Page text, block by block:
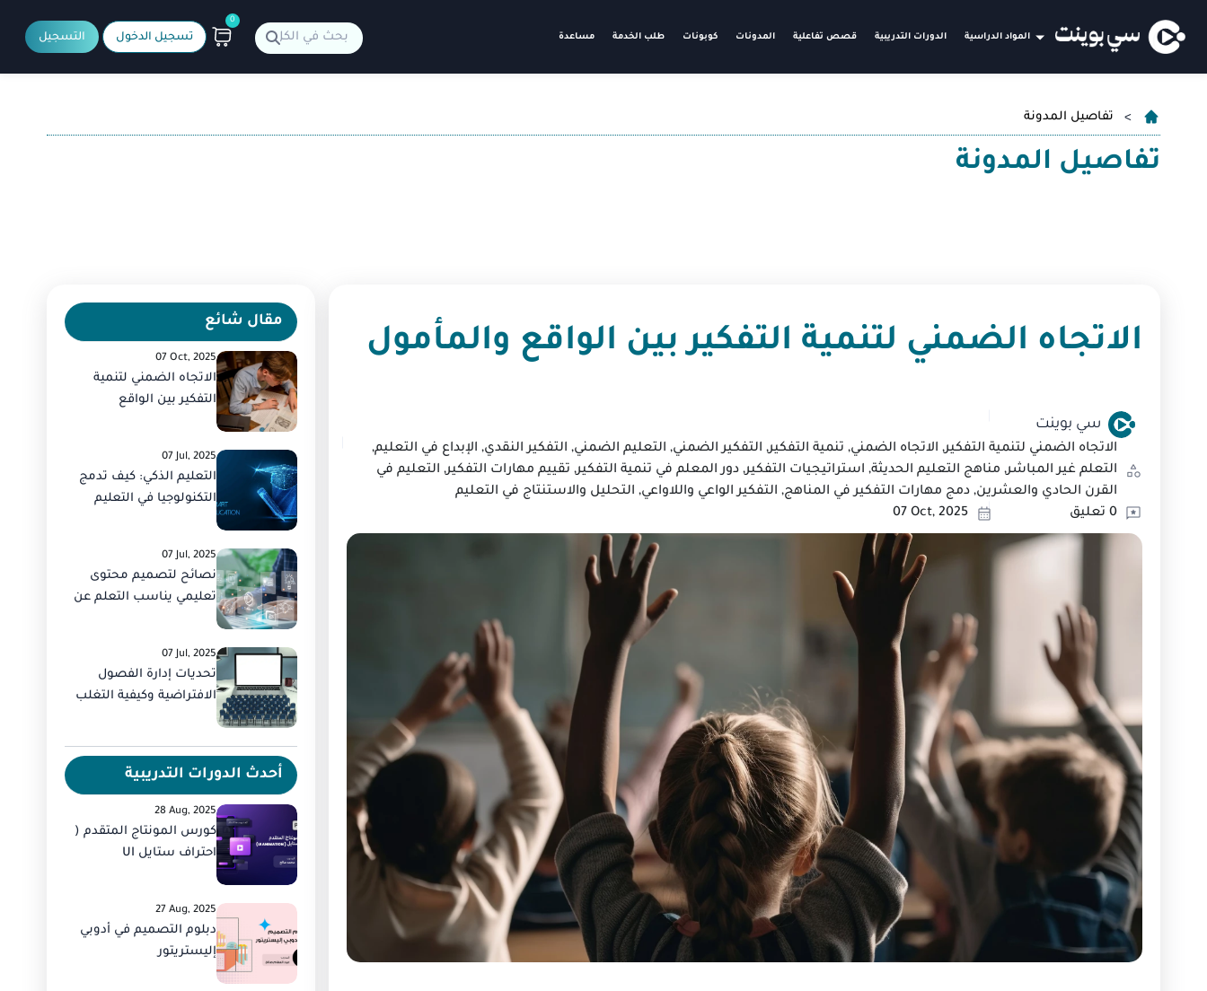
المواد الدراسية الدورات التدريبية قصص تفاعلية المدونات كوبونات طلب الخدمة مساعدة
0
تسجيل الدخول التسجيل
تفاصيل المدونة
تفاصيل المدونة
الاتجاه الضمني لتنمية التفكير بين الواقع والمأمول
سي بوينت
الاتجاه الضمني لتنمية التفكير, الاتجاه الضمني, تنمية التفكير, التفكير الضمني, التعليم الضمني, التفكير النقدي, الإبداع في التعليم,
التعلم غير المباشر, مناهج التعليم الحديثة, استراتيجيات التفكير, دور المعلم في تنمية التفكير, تقييم مهارات التفكير, التعليم في
القرن الحادي والعشرين, دمج مهارات التفكير في المناهج, التفكير الواعي واللاواعي, التحليل والاستنتاج في التعليم
0 تعليق
07 Oct, 2025
مقال شائع
07 Oct, 2025
الاتجاه الضمني لتنمية
التفكير بين الواقع
07 Jul, 2025
التعليم الذكي: كيف تدمج
التكنولوجيا في التعليم
07 Jul, 2025
نصائح لتصميم محتوى
تعليمي يناسب التعلم عن
07 Jul, 2025
تحديات إدارة الفصول
الافتراضية وكيفية التغلب
أحدث الدورات التدريبية
28 Aug, 2025
كورس المونتاج المتقدم (
احتراف ستايل UI
27 Aug, 2025
دبلوم التصميم في أدوبي
إليستريتور